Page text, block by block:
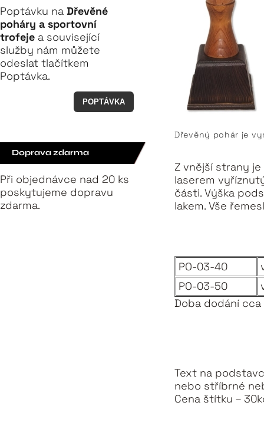
Dřevěný pohár je
Z vnější strany
laserem
části. Výška
lakem. Vše
PO-03-40
PO-03-50
Doba dodání
Text na
nebo stříbrné
Cena štítku –
Poptávku na Dřevěné
poháry a sportovní
trofeje a související
služby nám můžete
odeslat tlačítkem
Poptávka.
POPTÁVKA
Doprava zdarma
Při objednávce nad 20 ks
poskytujeme dopravu
zdarma.